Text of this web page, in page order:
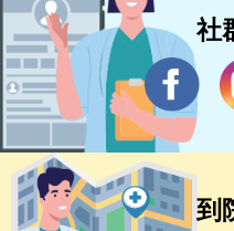
社
到